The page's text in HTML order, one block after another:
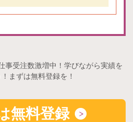
事受注数激増中！学びながら実績を
まずは無料登録を！
無料登録